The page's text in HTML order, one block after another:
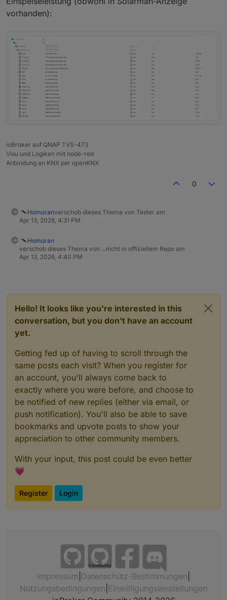
vorhanden):
ioBroker auf QNAP TVS-473
Visu und Logiken mit node-red
Anbindung an KNX per openKNX
0
Homoranverschob dieses Thema von Tester am
Apr 13, 2026, 4:31 PM
Homoran
verschob dieses Thema von ...nicht in offiziellem Repo am
Apr 13, 2026, 4:40 PM
Hello! It looks like you're interested in this
conversation, but you don't have an account
yet.
Getting fed up of having to scroll through the
same posts each visit? When you register for
an account, you'll always come back to
exactly where you were before, and choose to
be notified of new replies (either via email, or
push notification). You'll also be able to save
bookmarks and upvote posts to show your
appreciation to other community members.
With your input, this post could be even better
💗
Register Login
Community
Impressum Datenschutz-Bestimmungen
Nutzungsbedingungen Einwilligungseinstellungen